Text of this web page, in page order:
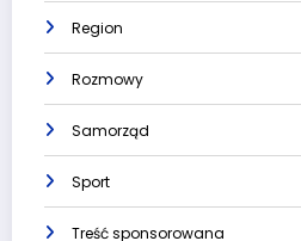
Region
Rozmowy
Samorząd
Sport
Treść sponsorowana